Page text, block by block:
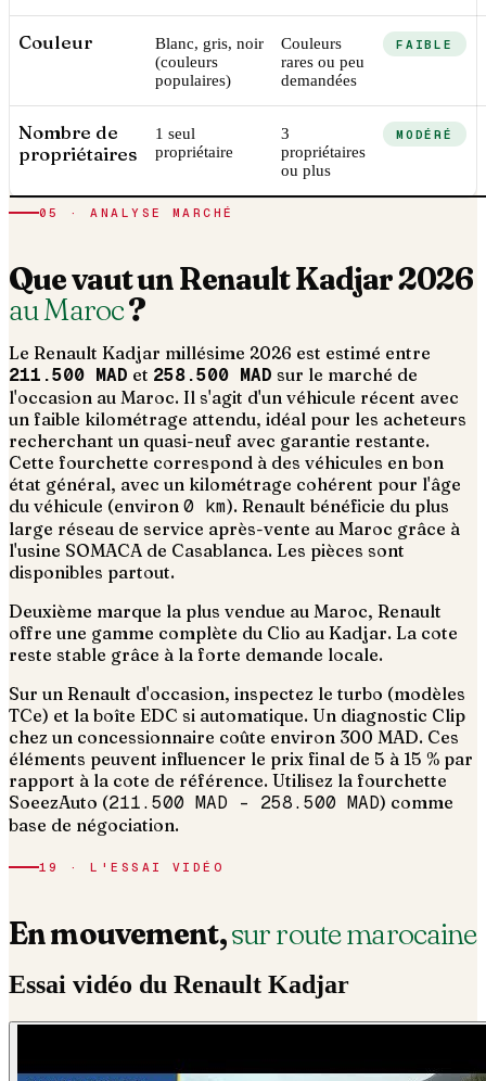
Couleur
Blanc, gris, noir
(couleurs
populaires)
Couleurs
rares ou peu
demandées
FAIBLE
Nombre de
propriétaires
1 seul
propriétaire
3
propriétaires
ou plus
MODÉRÉ
05 · ANALYSE MARCHÉ
Que vaut unRenaultKadjar2026
au Maroc?
Le Renault Kadjar millésime 2026 est estimé entre
211.500 MAD et 258.500 MAD sur le marché de
l'occasion au Maroc. Il s'agit d'un véhicule récent avec
un faible kilométrage attendu, idéal pour les acheteurs
recherchant un quasi-neuf avec garantie restante.
Cette fourchette correspond à des véhicules en bon
état général, avec un kilométrage cohérent pour l'âge
du véhicule (environ 0 km). Renault bénéficie du plus
large réseau de service après-vente au Maroc grâce à
l'usine SOMACA de Casablanca. Les pièces sont
disponibles partout.
Deuxième marque la plus vendue au Maroc, Renault
offre une gamme complète du Clio au Kadjar. La cote
reste stable grâce à la forte demande locale.
Sur un Renault d'occasion, inspectez le turbo (modèles
TCe) et la boîte EDC si automatique. Un diagnostic Clip
chez un concessionnaire coûte environ 300 MAD. Ces
éléments peuvent influencer le prix final de 5 à 15 % par
rapport à la cote de référence. Utilisez la fourchette
SoeezAuto (211.500 MAD – 258.500 MAD) comme
base de négociation.
19 · L'ESSAI VIDÉO
En mouvement,sur route marocaine
Essai vidéo du Renault Kadjar